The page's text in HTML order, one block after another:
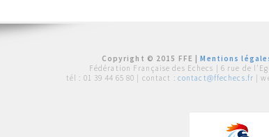
Copyright © 2015 FFE |Mentions
Fédération Française des Echecs | 6 rue de
tél : 01 39 44 65 80 | contact : contact@ffechecs.fr |